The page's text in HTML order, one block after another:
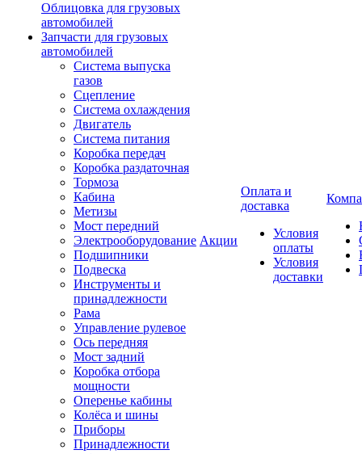
Облицовка для грузовых
автомобилей
Запчасти для грузовых
автомобилей
Система выпуска
газов
Сцепление
Система охлаждения
Двигатель
Система питания
Коробка передач
Коробка раздаточная
Тормоза
Кабина
Метизы
Мост передний
Электрооборудование
Подшипники
Подвеска
Инструменты и
принадлежности
Рама
Управление рулевое
Ось передняя
Мост задний
Коробка отбора
мощности
Оперенье кабины
Колёса и шины
Приборы
Принадлежности
Акции
Оплата и
доставка
Условия
оплаты
Условия
доставки